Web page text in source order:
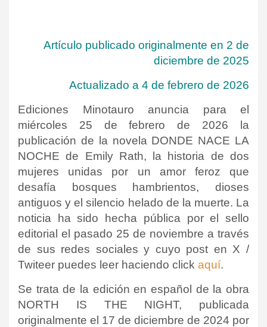
Artículo publicado originalmente en 2 de
diciembre de 2025
Actualizado a 4 de febrero de 2026
Ediciones Minotauro anuncia para el
miércoles 25 de febrero de 2026 la
publicación de la novela DONDE NACE LA
NOCHE de Emily Rath, la historia de dos
mujeres unidas por un amor feroz que
desafía bosques hambrientos, dioses
antiguos y el silencio helado de la muerte. La
noticia ha sido hecha pública por el sello
editorial el pasado 25 de noviembre a través
de sus redes sociales y cuyo post en X /
Twiteer puedes leer haciendo click aquí.
Se trata de la edición en español de la obra
NORTH IS THE NIGHT, publicada
originalmente el 17 de diciembre de 2024 por